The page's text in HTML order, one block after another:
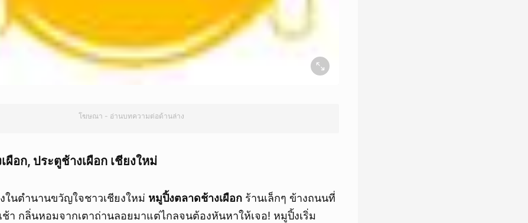
โฆษณา - อ่านบทความต่อด้านล่าง
ผือก, ประตูช้างเผือก เชียงใหม่
ในตำนานขวัญใจชาวเชียงใหม่ หมูปิ้งตลาดช้างเผือก ร้านเล็กๆ ข้างถนนที่
า กลิ่นหอมจากเตาถ่านลอยมาแต่ไกลจนต้องหันหาให้เจอ! หมูปิ้งเริ่ม